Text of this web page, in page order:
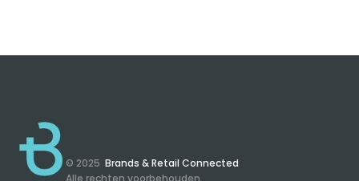
© 2025 Brands & Retail Connected
Alle rechten voorbehouden.